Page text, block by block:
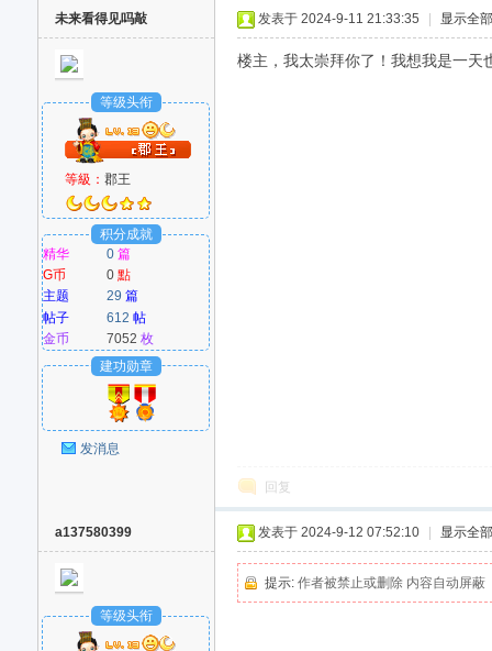
未来看得见吗敲
等级头衔
等級：郡王
积分成就
精华
0 篇
G币
0點
主题
29 篇
帖子
612 帖
金币
7052枚
建功勋章
发消息
发表于 2024-9-11 21:33:35 显示全
楼主，我太崇拜你了！我想我是一
回复
a137580399
等级头衔
发表于 2024-9-12 07:52:10 显示全
提示: 作者被禁止或删除 内容自动屏蔽